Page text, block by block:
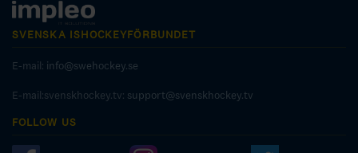
SVENSKA ISHOCKEYFÖRBUNDET
E-mail: info@swehockey.se
E-mail:svenskhockey.tv: support@svenskhockey.tv
FOLLOW US